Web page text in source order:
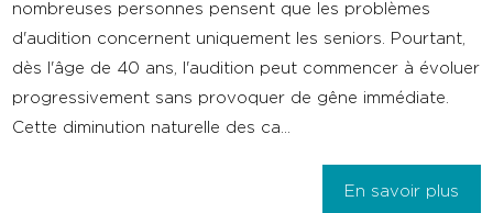
nombreuses personnes pensent que les problèmes
d'audition concernent uniquement les seniors. Pourtant,
dès l'âge de 40 ans, l'audition peut commencer à évoluer
progressivement sans provoquer de gêne immédiate.
Cette diminution naturelle des ca...
En savoir plus